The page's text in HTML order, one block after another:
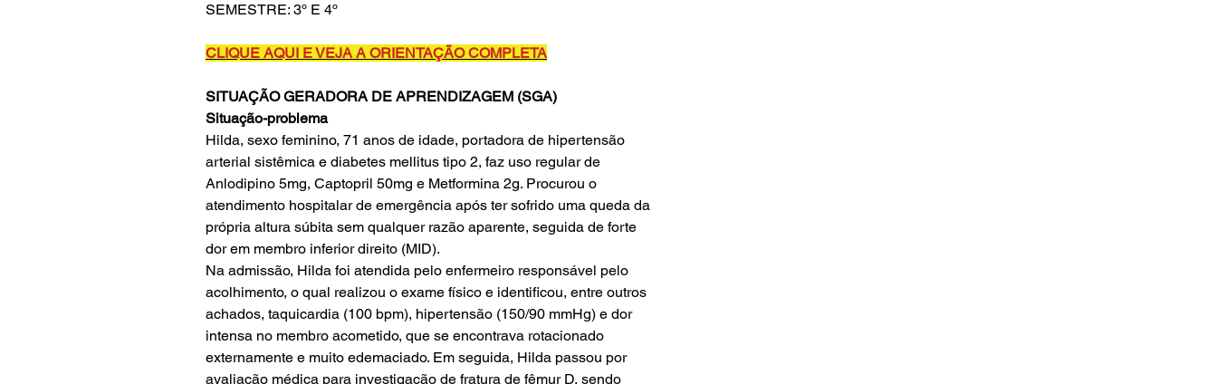
SEMESTRE: 3º E 4º
CLIQUE AQUI E VEJA A ORIENTAÇÃO COMPLETA
SITUAÇÃO GERADORA DE APRENDIZAGEM (SGA)
Situação-problema
Hilda, sexo feminino, 71 anos de idade, portadora de hipertensão
arterial sistêmica e diabetes mellitus tipo 2, faz uso regular de
Anlodipino 5mg, Captopril 50mg e Metformina 2g. Procurou o
atendimento hospitalar de emergência após ter sofrido uma queda da
própria altura súbita sem qualquer razão aparente, seguida de forte
dor em membro inferior direito (MID).
Na admissão, Hilda foi atendida pelo enfermeiro responsável pelo
acolhimento, o qual realizou o exame físico e identificou, entre outros
achados, taquicardia (100 bpm), hipertensão (150/90 mmHg) e dor
intensa no membro acometido, que se encontrava rotacionado
externamente e muito edemaciado. Em seguida, Hilda passou por
avaliação médica para investigação de fratura de fêmur D, sendo